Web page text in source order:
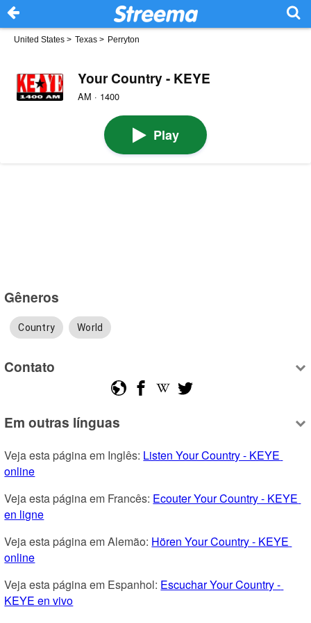
United States > Texas > Perryton
Your Country - KEYE
AM · 1400
Play
Gêneros
Country World
Contato
Em outras línguas
Veja esta página em Inglês: Listen Your Country - KEYE
online
Veja esta página em Francês: Ecouter Your Country - KEYE
en ligne
Veja esta página em Alemão: Hören Your Country - KEYE
online
Veja esta página em Espanhol: Escuchar Your Country -
KEYE en vivo